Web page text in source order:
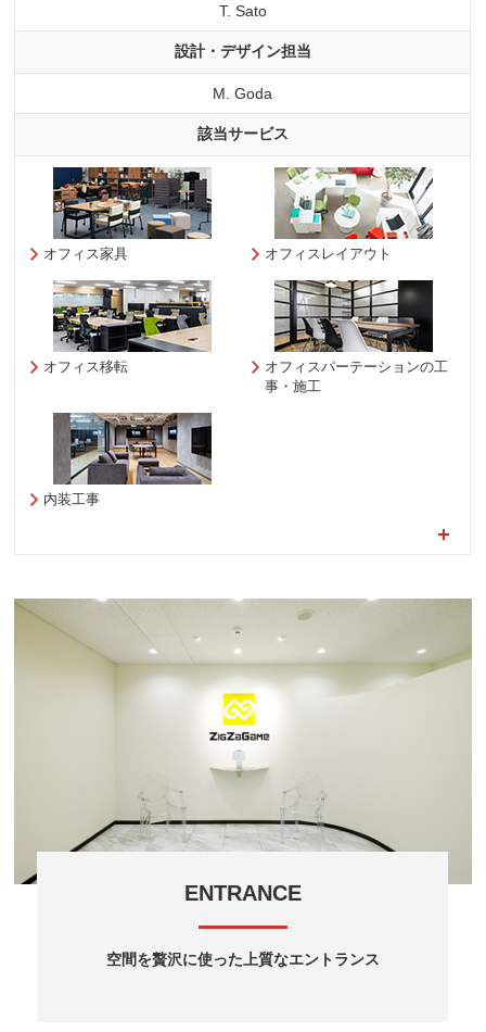
T. Sato
設計・デザイン担当
M. Goda
該当サービス
オフィス家具 オフィスレイアウト
オフィス移転
オフィスパーテーションの工
事・施工
内装工事
ENTRANCE
空間を贅沢に使った上質なエントランス